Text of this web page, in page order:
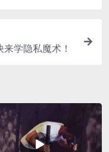
学隐私魔术！